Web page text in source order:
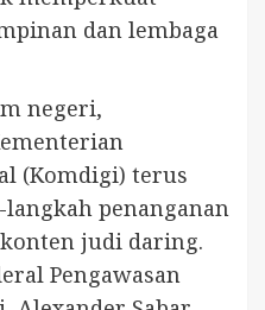
dan lembaga
negeri,
(Komdigi) terus
penanganan
judi daring.
Pengawasan